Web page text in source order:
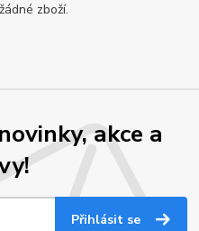
zboží.
akce a
Přihlásit se